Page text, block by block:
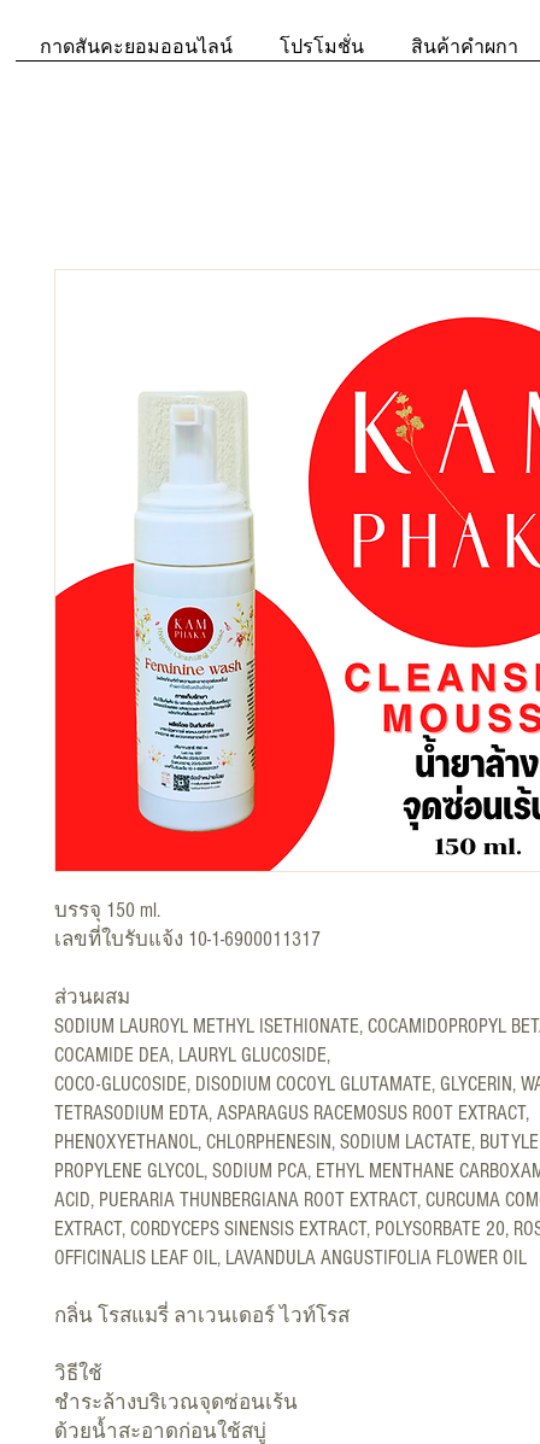
กาดสันคะยอมออนไลน์ โปรโมชั่น สินค้าคำผกา
บรรจุ 150 ml.
เลขที่ใบรับแจ้ง 10-1-6900011317
ส่วนผสม
SODIUM LAUROYL METHYL ISETHIONATE, COCAMIDOPROPYL
COCAMIDE DEA, LAURYL GLUCOSIDE,
COCO-GLUCOSIDE, DISODIUM COCOYL GLUTAMATE, GLYCERIN,
TETRASODIUM EDTA, ASPARAGUS RACEMOSUS ROOT EXTRACT,
PHENOXYETHANOL, CHLORPHENESIN, SODIUM LACTATE,
PROPYLENE GLYCOL, SODIUM PCA, ETHYL MENTHANE
ACID, PUERARIA THUNBERGIANA ROOT EXTRACT, CURCUMA
EXTRACT, CORDYCEPS SINENSIS EXTRACT, POLYSORBATE 20,
OFFICINALIS LEAF OIL, LAVANDULA ANGUSTIFOLIA FLOWER OIL
กลิ่น โรสแมรี่ ลาเวนเดอร์ ไวท์โรส
วิธีใช้
ชำระล้างบริเวณจุดซ่อนเร้น
ด้วยน้ำสะอาดก่อนใช้สบู่